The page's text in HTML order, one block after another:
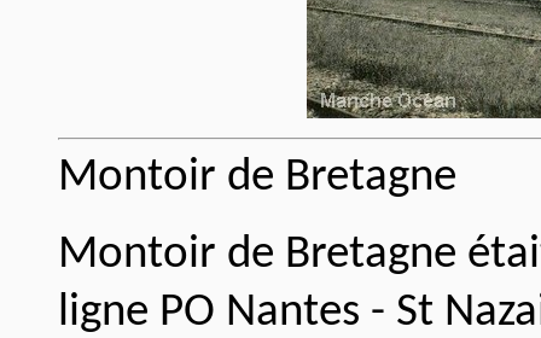
Montoir de Bretagne
Montoir de Bretagne
ligne PO Nantes - St